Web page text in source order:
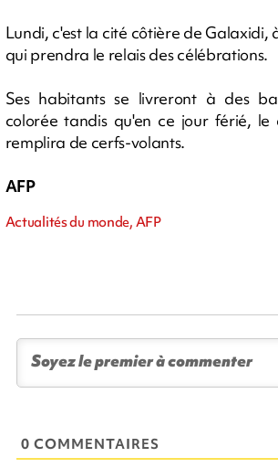
Lundi, c'est la cité côtière de Galaxidi,
qui prendra le relais des célébrations.
Ses habitants se livreront à des
colorée tandis qu'en ce jour férié, le
remplira de cerfs-volants.
AFP
Actualités du monde, AFP
0 COMMENTAIRES